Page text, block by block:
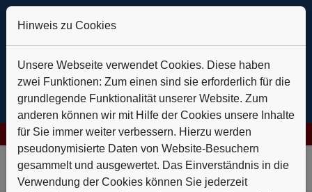
AG: Verlässlich auf Kurs+++Daldrup & Söhne: Geothermie
Skip to main navigation
Skip to main content
Skip to page footer
Hinweis zu Cookies
Unsere Webseite verwendet Cookies. Diese haben
zwei Funktionen: Zum einen sind sie erforderlich für die
grundlegende Funktionalität unserer Website. Zum
anderen können wir mit Hilfe der Cookies unsere Inhalte
für Sie immer weiter verbessern. Hierzu werden
pseudonymisierte Daten von Website-Besuchern
gesammelt und ausgewertet. Das Einverständnis in die
Verwendung der Cookies können Sie jederzeit